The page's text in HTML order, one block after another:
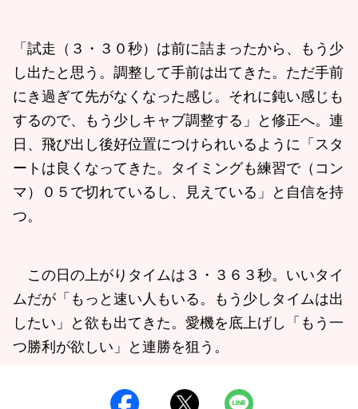
「試走（３・３０秒）は前に詰まったから、もう少
し出たと思う。調整して手前は出てきた。ただ手前
にき過ぎて先がなくなった感じ。それに鈍い感じも
するので、もう少しキャブ調整する」と修正へ。連
日、飛び出し後好位置につけられいるように「スタ
ートは良くなってきた。タイミングも練習で（コン
マ）０５で切れているし、見えている」と自信を持
つ。
この日の上がりタイムは３・３６３秒。いいタイ
ムだが「もっと速い人もいる。もう少しタイムは出
したい」と欲も出てきた。愛機を底上げし「もう一
つ勝利が欲しい」と連勝を狙う。